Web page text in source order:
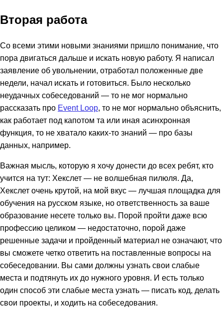
Вторая работа
Со всеми этими новыми знаниями пришло понимание, что
пора двигаться дальше и искать новую работу. Я написал
заявление об увольнении, отработал положенные две
недели, начал искать и готовиться. Было несколько
неудачных собеседований — то не мог нормально
рассказать про Event Loop, то не мог нормально объяснить,
как работает под капотом та или иная асинхронная
функция, то не хватало каких-то знаний — про базы
данных, например.
Важная мысль, которую я хочу донести до всех ребят, кто
учится на тут: Хекслет — не волшебная пилюля. Да,
Хекслет очень крутой, на мой вкус — лучшая площадка для
обучения на русском языке, но ответственность за ваше
образование несете только вы. Порой пройти даже всю
профессию целиком — недостаточно, порой даже
решенные задачи и пройденный материал не означают, что
вы сможете четко ответить на поставленные вопросы на
собеседовании. Вы сами должны узнать свои слабые
места и подтянуть их до нужного уровня. И есть только
один способ эти слабые места узнать — писать код, делать
свои проекты, и ходить на собеседования.